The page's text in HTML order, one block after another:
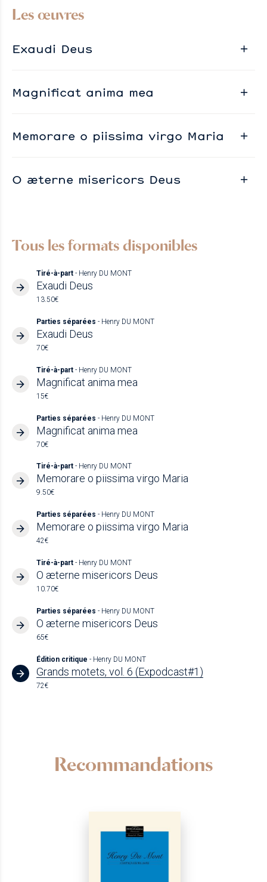
Les œuvres
Exaudi Deus
Magnificat anima mea
Memorare o piissima virgo Maria
O æterne misericors Deus
Tous les formats disponibles
Tiré-à-part - Henry DU MONT
Exaudi Deus
13.50€
Parties séparées - Henry DU MONT
Exaudi Deus
70€
Tiré-à-part - Henry DU MONT
Magnificat anima mea
15€
Parties séparées - Henry DU MONT
Magnificat anima mea
70€
Tiré-à-part - Henry DU MONT
Memorare o piissima virgo Maria
9.50€
Parties séparées - Henry DU MONT
Memorare o piissima virgo Maria
42€
Tiré-à-part - Henry DU MONT
O æterne misericors Deus
10.70€
Parties séparées - Henry DU MONT
O æterne misericors Deus
65€
Édition critique - Henry DU MONT
Grands motets, vol. 6 (Expodcast#1)
72€
Recommandations